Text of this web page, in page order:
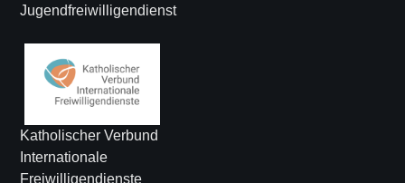
Jugendfreiwilligendienst
Katholischer Verbund
Internationale
Freiwilligendienste